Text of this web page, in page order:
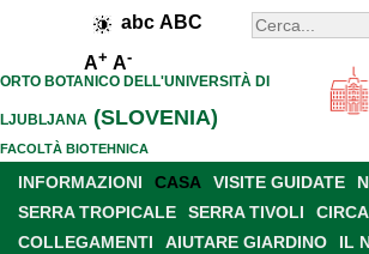
abc ABC
A+ A-
ORTO BOTANICO DELL'UNIVERSITÀ DI
LJUBLJANA (SLOVENIA)
FACOLTÀ BIOTEHNICA
INFORMAZIONI CASA VISITE GUIDATE
SERRA TROPICALE
SERRA TIVOLI
COLLEGAMENTI
AIUTARE GIARDINO IL